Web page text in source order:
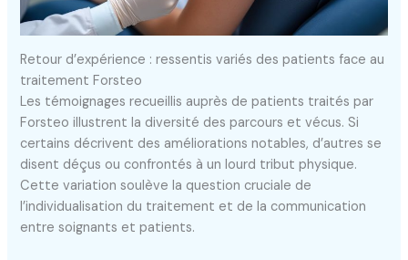
Retour d’expérience : ressentis variés des patients face au
traitement Forsteo
Les témoignages recueillis auprès de patients traités par
Forsteo illustrent la diversité des parcours et vécus. Si
certains décrivent des améliorations notables, d’autres se
disent déçus ou confrontés à un lourd tribut physique.
Cette variation soulève la question cruciale de
l’individualisation du traitement et de la communication
entre soignants et patients.